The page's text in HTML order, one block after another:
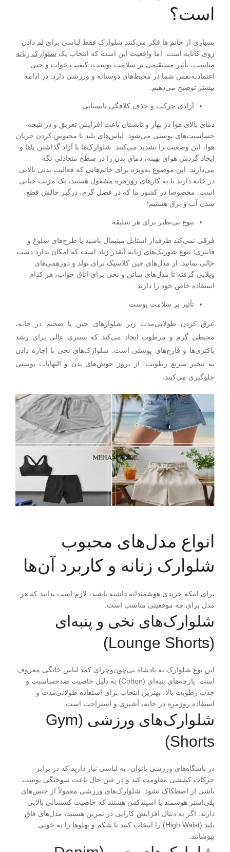
است؟
بسیاری از خانم ها فکر می‌کنند شلوارک فقط لباسی برای لم دادن
روی کاناپه است. اما واقعیت این است که انتخاب یک شلوارک زنانه
مناسب، تأثیر مستقیمی بر سلامت پوست، کیفیت خواب و حتی
اعتمادبه‌نفس شما در محیط‌های دوستانه و ورزشی دارد. در ادامه
بیشتر توضیح می‌دهیم.
آزادی حرکت و حذف کلافگی تابستانی
دمای بالای هوا در بهار و تابستان باعث افزایش تعریق و در نتیجه
حساسیت‌های پوستی می‌شود. لباس‌های بلند با محبوس کردن جریان
هوا، این وضعیت را تشدید می‌کنند. شلوارک‌ها با آزاد گذاشتن پاها و
ایجاد گردش هوای بهینه، دمای بدن را در سطح متعادلی نگه
می‌دارند. این موضوع به‌ویژه برای خانم‌هایی که فعالیت بدنی بالایی
در خانه دارند یا به کارهای روزمره مشغول هستند، یک مزیت حیاتی
است. مخصوصا در کشور ما که در فصل گرم، درگیر چالش قطع
شدن آب و برق هستیم!
تنوع بی‌نظیر برای هر سلیقه
فرقی نمی‌کند طرفدار استایل مینیمال باشید یا طرح‌های شلوغ و
فانتزی؛ تنوع شورتک‌های زنانه آنقدر زیاد است که امکان ندارد دست
خالی بمانید. از مدل‌های جین کلاسیک برای تولد و دورهمی‌های
ویلایی گرفته تا مدل‌های ساتن و نخی برای اتاق خواب، هر کدام
استفاده خاص خود را دارند.
تأثیر بر سلامت پوست
عرق کردن طولانی‌مدت زیر شلوارهای جین یا ضخیم در خانه،
محیطی گرم و مرطوب ایجاد می‌کند که بستری عالی برای رشد
باکتری‌ها و قارچ‌های پوستی است. شلوارک‌های نخی با اجازه دادن
به تبخیر سریع رطوبت، از بروز جوش‌های بدن و التهابات پوستی
جلوگیری می‌کنند.
انواع مدل‌های محبوب
شلوارک زنانه و کاربرد آن‌ها
برای اینکه خریدی هوشمندانه داشته باشید، لازم است بدانید که هر
مدل برای چه موقعیتی مناسب است.
شلوارک‌های نخی و پنبه‌ای
(Lounge Shorts)
این نوع شلوارک به پادشاه بی‌چون‌وچرای کمد لباس خانگی معروف
است. پارچه‌های پنبه‌ای (Cotton) به دلیل خاصیت ضدحساسیت و
جذب رطوبت بالا، بهترین انتخاب برای استفاده طولانی‌مدت و
استفاده روزمره در خانه، آشپزی و استراحت است.
شلوارک‌های ورزشی
(Gym
Shorts)
در باشگاه‌های ورزشی بانوان، به لباسی نیاز دارید که در برابر
حرکات کششی مقاومت کند و در عین حال باعث سوختگی پوست
ناشی از اصطکاک نشود. شلوارک‌های ورزشی معمولاً از جنس‌های
پلی‌استر هوشمند یا اسپندکس هستند که خاصیت کشسانی بالایی
دارند. اگر به دنبال افزایش کارایی در تمرین هستید، مدل‌های فاق
بلند (High Waist) را انتخاب کنید تا شکم و پهلوها را به خوبی
بپوشانند.